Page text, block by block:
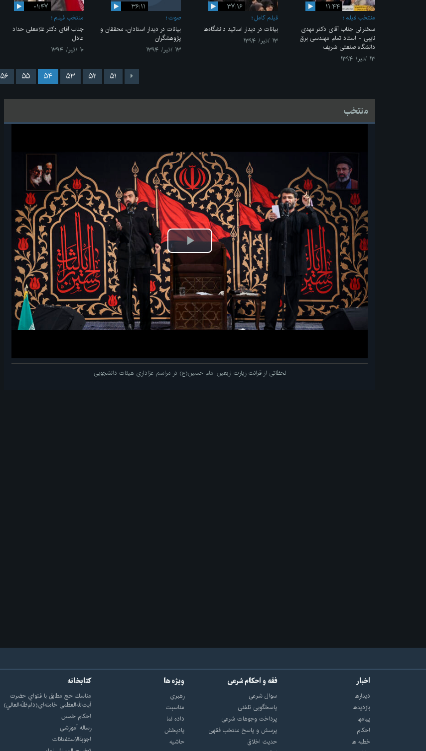
۱۱:۴۴
منتخب فیلم
سخنرانی جناب آقای دکتر مهدی
نایبی - استاد تمام مهندسی برق
دانشگاه صنعتی شریف
۱۳ /تیر/ ۱۳۹۴
۳۷:۱۶
فیلم کامل
بیانات در دیدار اساتید دانشگاه‌ها
۱۳ /تیر/ ۱۳۹۴
۳۶:۱۱
صوت
بیانات در دیدار استادان، محققان و
پژوهشگران
۱۳ /تیر/ ۱۳۹۴
۰۱:۴۷
منتخب فیلم
جناب آقای دکتر غلامعلی حداد
عادل
۱۰ /تیر/ ۱۳۹۴
۵۱ ۵۲ ۵۳ ۵۴ ۵۵ ۵۶
منتخب
پخش
ویدیو
لحظاتی از قرائت زیارت اربعین امام حسین(ع) در مراسم عزاداری هیئات دانشجویی
اخبار
دیدارها
بازديدها
پيامها
احكام
خطبه ها
فقه و احکام شرعی
سوال شرعی
پاسخگویی تلفنی
پرداخت وجوهات شرعی
پرسش و پاسخ منتخب فقهی
حدیث اخلاق
ویژه ها
رهبری
مناسبت
داده نما
پادپخش
حاشیه
کتابخانه
مناسك حج مطابق با فتواي حضرت
آيت‌الله‌العظمى خامنه‌اى(دام‌ظلّه‌العالي)
احکام خمس
رساله آموزشی
اجوبة‌الاستفتائات